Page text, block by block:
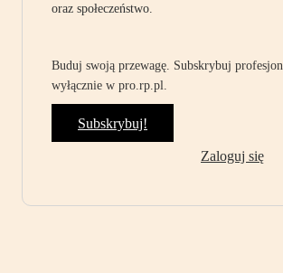
oraz społeczeństwo.
Buduj swoją przewagę. Subskrybuj
wyłącznie w pro.rp.pl.
Subskrybuj!
Zaloguj się